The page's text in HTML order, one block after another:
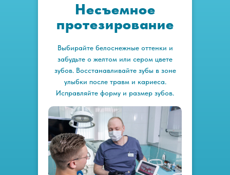
Выбирайте белоснежные оттенки и
забудьте о желтом или сером цвете
зубов. Восстанавливайте зубы в зоне
улыбки после травм и кариеса.
Исправляйте форму и размер зубов.
Несъемное
протезирование